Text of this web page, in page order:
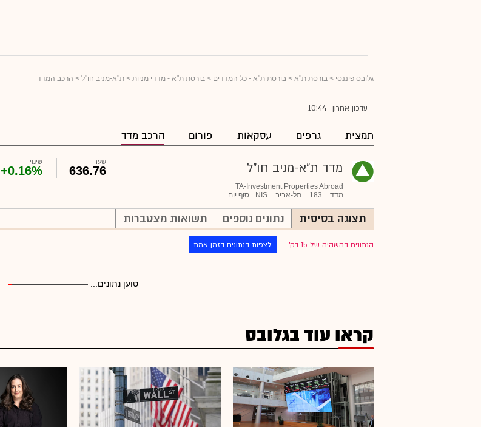
גלובס פיננסי > בורסת ת"א > בורסת ת"א - כל המדדים > בורסת ת"א - מדדי מניות > ת"א-מניב חו"ל > הרכב המדד
עדכון אחרון 10:44
תמצית גרפים עסקאות פורום הרכב מדד
מדד ת"א-מניב חו"ל
TA-Investment Properties Abroad
מדד
183 תל-אביב NIS סוף יום
שער
636.76
שינוי
+0.16%
תצוגה בסיסית נתונים נוספים תשואות מצטברות
הנתונים בהשהיה של 15 דק׳ לצפות בנתונים בזמן אמת
טוען נתונים...
קראו עוד בגלובס